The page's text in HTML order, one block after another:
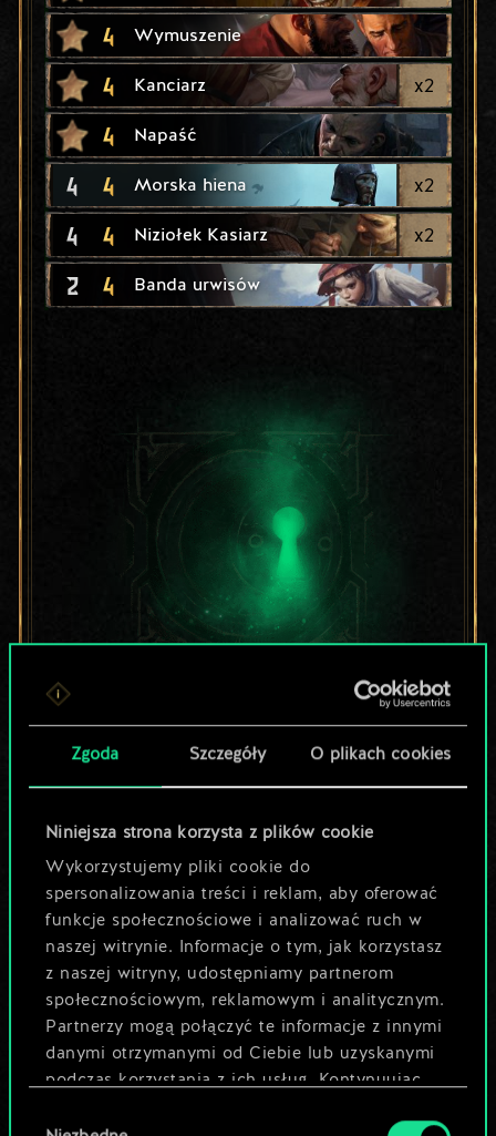
Zgoda Szczegóły O plikach cookies
Niniejsza strona korzysta z plików cookie
Wykorzystujemy pliki cookie do
spersonalizowania treści i reklam, aby oferować
funkcje społecznościowe i analizować ruch w
naszej witrynie. Informacje o tym, jak korzystasz
z naszej witryny, udostępniamy partnerom
społecznościowym, reklamowym i analitycznym.
Partnerzy mogą połączyć te informacje z innymi
danymi otrzymanymi od Ciebie lub uzyskanymi
podczas korzystania z ich usług. Kontynuując
4 Wymuszenie
4 Kanciarz x2
4 Napaść
4 4 Morska hiena x2
4 4 Niziołek Kasiarz x2
2 4 Banda urwisów
Lubisz grać tą talią?
Pomóż społeczności
odkryć jej
potencjał!
Nazwij talię i opisz swoją strategię
Edytuj talię
LUB